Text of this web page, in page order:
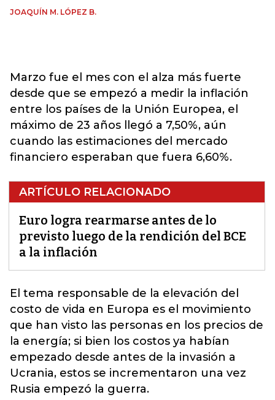
JOAQUÍN M. LÓPEZ B.
Marzo fue el mes con el alza más fuerte
desde que se empezó a medir la inflación
entre los países de la Unión Europea, el
máximo de 23 años llegó a 7,50%, aún
cuando las estimaciones del mercado
financiero esperaban que fuera 6,60%.
ARTÍCULO RELACIONADO
Euro logra rearmarse antes de lo
previsto luego de la rendición del BCE
a la inflación
El tema responsable de la elevación del
costo de vida en Europa es el movimiento
que han visto las personas en los precios de
la energía; si bien los costos ya habían
empezado desde antes de la invasión a
Ucrania, estos se incrementaron una vez
Rusia empezó la guerra.